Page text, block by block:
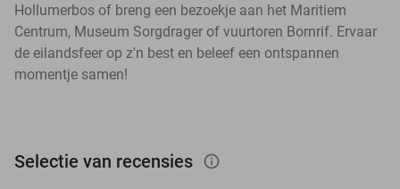
Hollumerbos of breng een bezoekje aan het Maritiem
Centrum, Museum Sorgdrager of vuurtoren Bornrif. Ervaar
de eilandsfeer op z'n best en beleef een ontspannen
momentje samen!
Selectie van recensies info_outlined